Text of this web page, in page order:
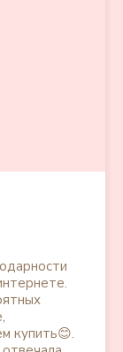
купить😊.